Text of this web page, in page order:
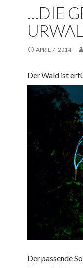
…DIE
APRIL 7, 2014
Der Wald ist
Der passende